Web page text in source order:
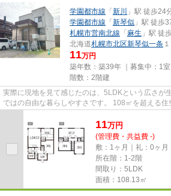
学園都市線 「 新川
」駅 徒歩24
学園都市線 「 新琴似 」駅 徒歩
札幌市営南北線 「 麻生 」駅 徒
北海道札幌市北区新琴似一条
11万円
築年数：築39年 ｜募集中： 1室
階数：2階建
実際に現地を見て感じたのは、5LDKという広さが
ではの自由な暮らしやすさです。 108㎡を超える住空間は、ご家族の人数が多い
11万円
(管理費・共益費 -)
敷：1ヶ月｜礼：0ヶ月
所在階：1-2階
間取り：5LDK
面積：108.13㎡